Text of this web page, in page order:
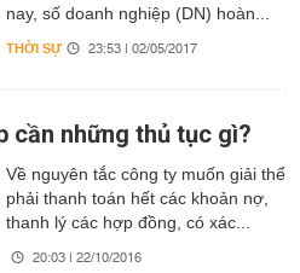
nay, số doanh nghiệp (DN) hoàn...
THỜI SỰ 23:53 | 02/05/2017
cần những thủ tục gì?
Về nguyên tắc công ty muốn giải thể
phải thanh toán hết các khoản nợ,
thanh lý các hợp đồng, có xác...
20:03 | 22/10/2016